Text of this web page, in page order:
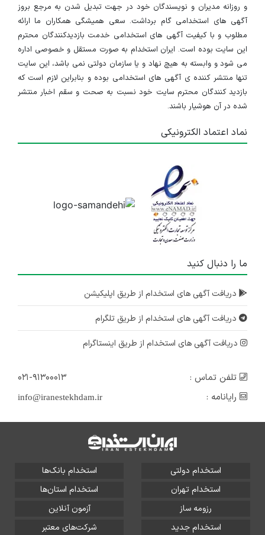
و روزانه مدیران و نویسندگان خود در جهت تبدیل شدن به مرجع بروز
آگهی های استخدامی گام برداشت. سعی همیشگی همکاران ما ارائه
مطلوب و با کیفیت آگهی های استخدامی خدمت بازدیدکنندگان محترم
این سایت بوده است. ایران استخدام به صورت مستقل و خصوصی اداره
می شود و وابسته به هیچ نهاد و یا سازمان دولتی نمی باشد، این سایت
تنها منتشر کننده ی آگهی های استخدامی بوده و بنابراین لازم است که
بازدید کنندگان محترم سایت خود نسبت به صحت و سقم اخبار منتشر
شده در آن هوشیار باشند.
نماد اعتماد الکترونیکی
ما را دنبال کنید
دریافت آگهی های استخدام از طریق اپلیکیشن
دریافت آگهی های استخدام از طریق تلگرام
دریافت آگهی های استخدام از طریق اینستاگرام
تلفن تماس :
۰۲۱-۹۱۳۰۰۰۱۳
رایانامه :
info@iranestekhdam.ir
استخدام دولتی
استخدام بانک‌ها
استخدام تهران
استخدام استان‌ها
رزومه ساز
آزمون آنلاین
استخدام جدید
شرکت‌های معتبر